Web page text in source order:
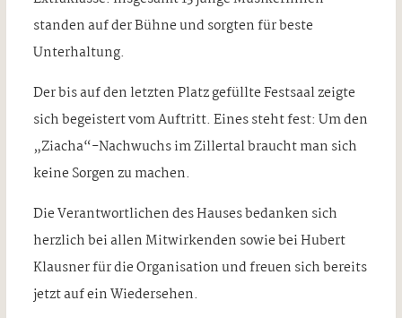
standen auf der Bühne und sorgten für beste
Unterhaltung.
Der bis auf den letzten Platz gefüllte Festsaal zeigte
sich begeistert vom Auftritt. Eines steht fest: Um den
„Ziacha“-Nachwuchs im Zillertal braucht man sich
keine Sorgen zu machen.
Die Verantwortlichen des Hauses bedanken sich
herzlich bei allen Mitwirkenden sowie bei Hubert
Klausner für die Organisation und freuen sich bereits
jetzt auf ein Wiedersehen.